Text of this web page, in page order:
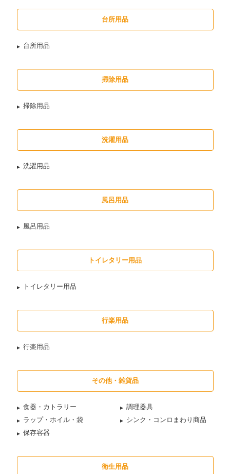
台所用品
台所用品
掃除用品
掃除用品
洗濯用品
洗濯用品
風呂用品
風呂用品
トイレタリー用品
トイレタリー用品
行楽用品
行楽用品
その他・雑貨品
食器・カトラリー
調理器具
ラップ・ホイル・袋
シンク・コンロまわり商品
保存容器
衛生用品